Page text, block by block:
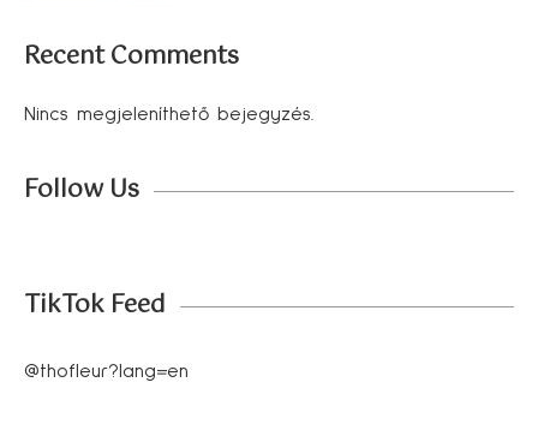
Recent Comments
Nincs megjeleníthető bejegyzés.
Follow Us
TikTok Feed
@thofleur?lang=en